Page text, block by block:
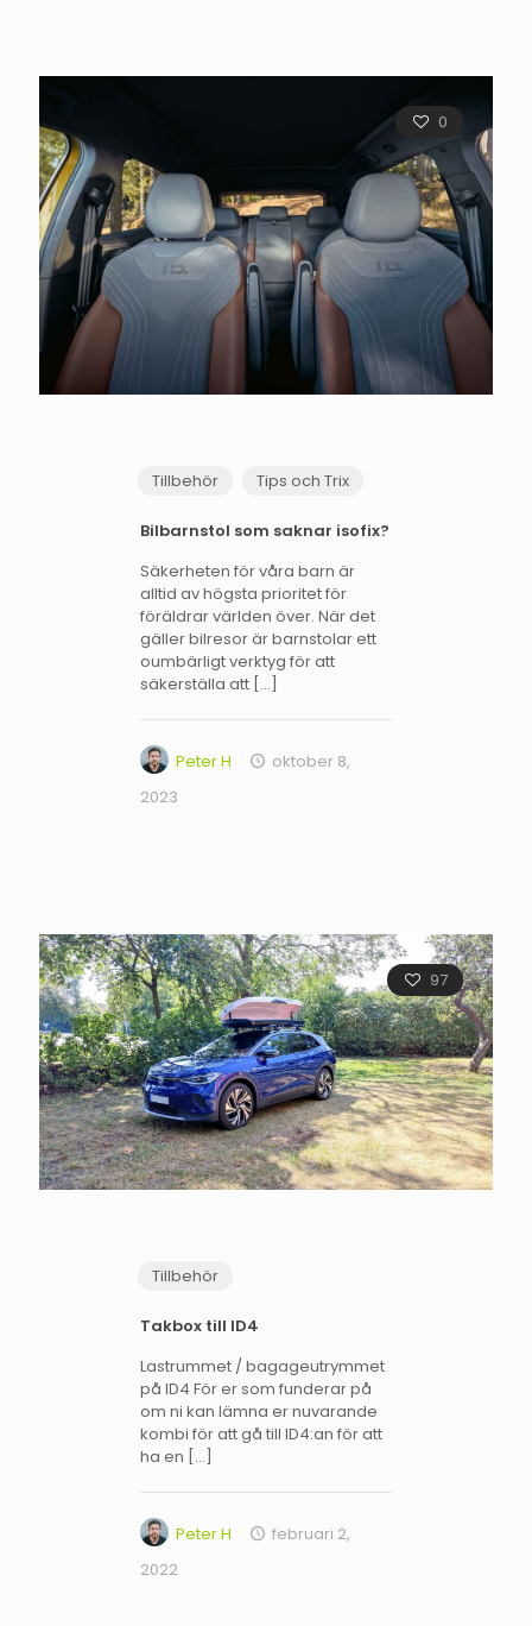
0
Tillbehör Tips och Trix
Bilbarnstol som saknar isofix?
Säkerheten för våra barn är
alltid av högsta prioritet för
föräldrar världen över. När det
gäller bilresor är barnstolar ett
oumbärligt verktyg för att
säkerställa att […]
Peter H
oktober 8,
2023
97
Tillbehör
Takbox till ID4
Lastrummet / bagageutrymmet
på ID4 För er som funderar på
om ni kan lämna er nuvarande
kombi för att gå till ID4:an för att
ha en […]
Peter H
februari 2,
2022